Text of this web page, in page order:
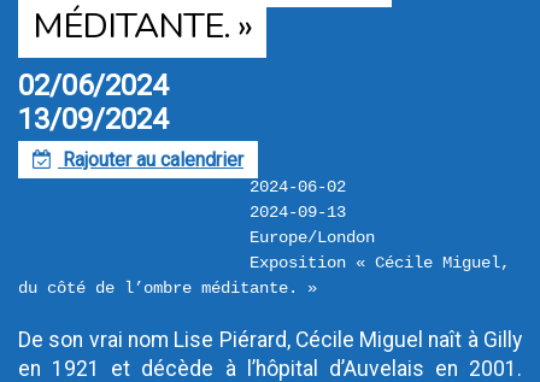
MÉDITANTE. »
02/06/2024
13/09/2024
F Rajouter au calendrier
2024-06-02
2024-09-13
Europe/London
Exposition « Cécile Miguel,
du côté de l’ombre méditante. »
De son vrai nom Lise Piérard, Cécile Miguel naît à Gilly
en 1921 et décède à l’hôpital d’Auvelais en 2001.